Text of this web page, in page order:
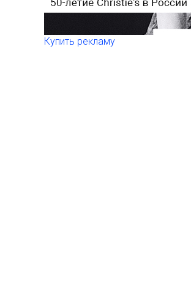
Купить рекламу